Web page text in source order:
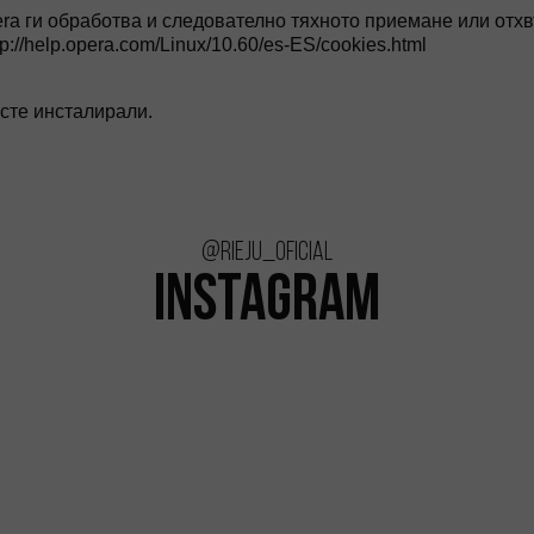
ги обработва и следователно тяхното приемане или
help.opera.com/Linux/10.60/es-ES/cookies.html
инсталирали.
@rieju_oficial
INSTAGRAM